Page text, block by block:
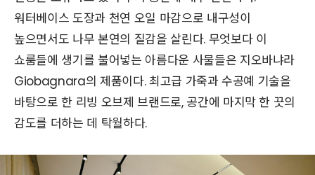
워터베이스 도장과 천연 오일 마감으로 내구성이
높으면서도 나무 본연의 질감을 살린다. 무엇보다 이
쇼룸들에 생기를 불어넣는 아름다운 사물들은 지오바냐라
Giobagnara의 제품이다. 최고급 가죽과 수공예 기술을
바탕으로 한 리빙 오브제 브랜드로, 공간에 마지막 한 끗의
감도를 더하는 데 탁월하다.